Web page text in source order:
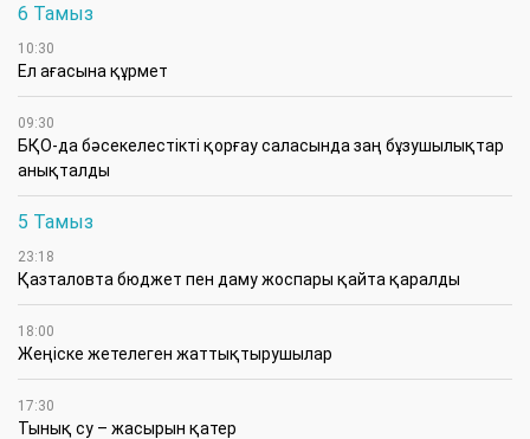
6 Тамыз
10:30
Ел ағасына құрмет
09:30
БҚО-да бәсекелестікті қорғау саласында заң бұзушылықтар
анықталды
5 Тамыз
23:18
Қазталовта бюджет пен даму жоспары қайта қаралды
18:00
Жеңіске жетелеген жаттықтырушылар
17:30
Тынық су – жасырын қатер